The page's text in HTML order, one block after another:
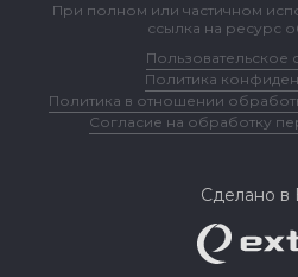
При полном или частичном
ссылка на ресурс
Пользовательское
Политика
Политика в отношении
Согласие на обработку
Сделано в